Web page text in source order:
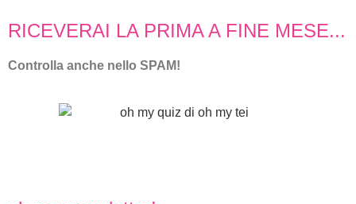
RICEVERAI LA PRIMA A FINE MESE...
Controlla anche nello SPAM!